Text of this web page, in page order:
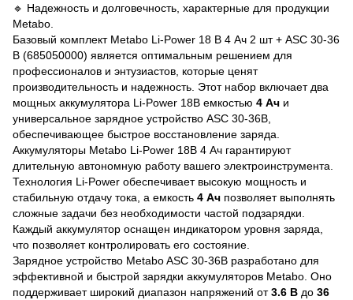
🔹 Надежность и долговечность, характерные для продукции
Metabo.
Базовый комплект Metabo Li-Power 18 В 4 Ач 2 шт + ASC 30-36
В (685050000) является оптимальным решением для
профессионалов и энтузиастов, которые ценят
производительность и надежность. Этот набор включает два
мощных аккумулятора Li-Power 18В емкостью 4 Ач и
универсальное зарядное устройство ASC 30-36В,
обеспечивающее быстрое восстановление заряда.
Аккумуляторы Metabo Li-Power 18В 4 Ач гарантируют
длительную автономную работу вашего электроинструмента.
Технология Li-Power обеспечивает высокую мощность и
стабильную отдачу тока, а емкость 4 Ач позволяет выполнять
сложные задачи без необходимости частой подзарядки.
Каждый аккумулятор оснащен индикатором уровня заряда,
что позволяет контролировать его состояние.
Зарядное устройство Metabo ASC 30-36В разработано для
эффективной и быстрой зарядки аккумуляторов Metabo. Оно
поддерживает широкий диапазон напряжений от3.6 В до 36